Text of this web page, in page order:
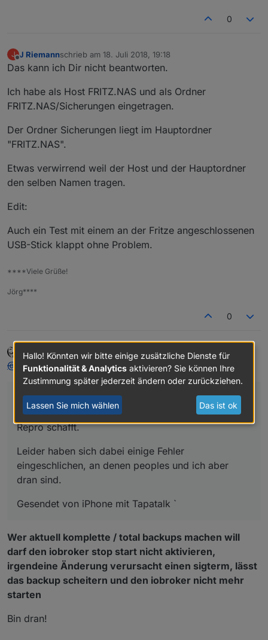
0
J
Offline
J Riemannschrieb am 18. Juli 2018, 19:18
zuletzt editiert von
Das kann ich Dir nicht beantworten.
Ich habe als Host FRITZ.NAS und als Ordner
FRITZ.NAS/Sicherungen eingetragen.
Der Ordner Sicherungen liegt im Hauptordner
"FRITZ.NAS".
Etwas verwirrend weil der Host und der Hauptordner
den selben Namen tragen.
Edit:
Auch ein Test mit einem an der Fritze angeschlossenen
USB-Stick klappt ohne Problem.
****Viele Grüße!
Jörg****
0
Offline
Peoplesschrieb am 18. Juli 2018, 19:37
zuletzt editiert von
@ simatec:
Heute gab es von bluefox große Änderungen,
damit der Adapter es vielleicht in die Iobroker
Repro schafft.
Leider haben sich dabei einige Fehler
eingeschlichen, an denen peoples und ich aber
dran sind.
Gesendet von iPhone mit Tapatalk `
Wer aktuell komplette / total backups machen will
darf den iobroker stop start nicht aktivieren,
irgendeine Änderung verursacht einen sigterm, lässt
das backup scheitern und den iobroker nicht mehr
starten
Bin dran!
Hallo! Könnten wir bitte einige zusätzliche Dienste für
Funktionalität & Analytics aktivieren? Sie können Ihre
Zustimmung später jederzeit ändern oder zurückziehen.
Lassen Sie mich wählen Das ist ok